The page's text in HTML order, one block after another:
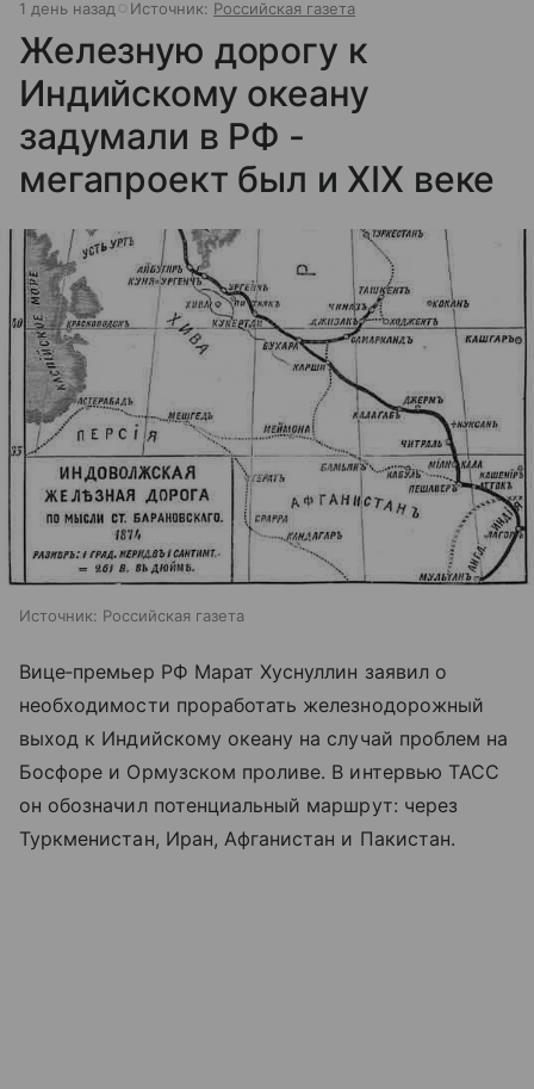
1 день назад Источник: Российская газета
Железную дорогу к
Индийскому океану
задумали в РФ -
мегапроект был и XIX веке
Источник: Российская газета
Вице‑премьер РФ Марат Хуснуллин заявил о
необходимости проработать железнодорожный
выход к Индийскому океану на случай проблем на
Босфоре и Ормузском проливе. В интервью ТАСС
он обозначил потенциальный маршрут: через
Туркменистан, Иран, Афганистан и Пакистан.